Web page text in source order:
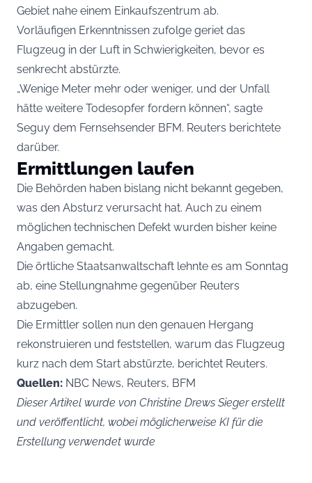
Gebiet nahe einem Einkaufszentrum ab.
Vorläufigen Erkenntnissen zufolge geriet das
Flugzeug in der Luft in Schwierigkeiten, bevor es
senkrecht abstürzte.
„Wenige Meter mehr oder weniger, und der Unfall
hätte weitere Todesopfer fordern können“, sagte
Seguy dem Fernsehsender BFM. Reuters berichtete
darüber.
Ermittlungen laufen
Die Behörden haben bislang nicht bekannt gegeben,
was den Absturz verursacht hat. Auch zu einem
möglichen technischen Defekt wurden bisher keine
Angaben gemacht.
Die örtliche Staatsanwaltschaft lehnte es am Sonntag
ab, eine Stellungnahme gegenüber Reuters
abzugeben.
Die Ermittler sollen nun den genauen Hergang
rekonstruieren und feststellen, warum das Flugzeug
kurz nach dem Start abstürzte, berichtet Reuters.
Quellen: NBC News, Reuters, BFM
Dieser Artikel wurde von Christine Drews Sieger erstellt
und veröffentlicht, wobei möglicherweise KI für die
Erstellung verwendet wurde